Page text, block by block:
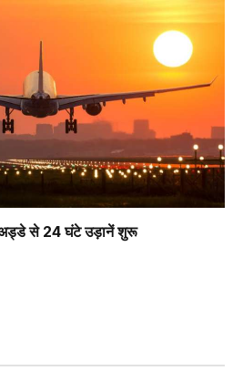
अड्डे से 24 घंटे उड़ानें शुरू